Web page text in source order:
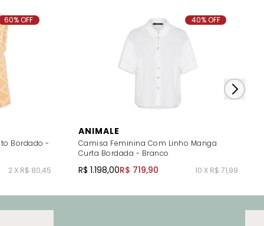
Bordado -
2 X R$ 80,45
60% OFF
ANIMALE
Camisa Feminina Com Linho Manga
Curta Bordada - Branco
R$ 1.198,00R$ 719,90 10 X R$ 71,99
40% OFF